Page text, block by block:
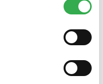
všetky tieto